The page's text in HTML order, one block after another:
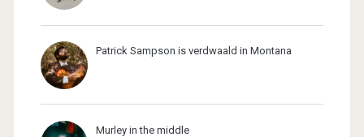
Patrick Sampson is verdwaald in Montana
Murley in the middle